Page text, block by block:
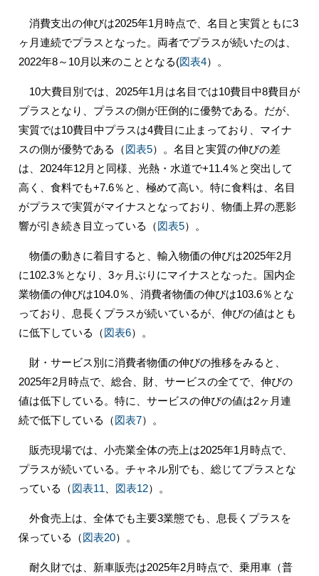
消費支出の伸びは2025年1月時点で、名目と実質ともに3
ヶ月連続でプラスとなった。両者でプラスが続いたのは、
2022年8～10月以来のこととなる(図表4）。
10大費目別では、2025年1月は名目では10費目中8費目が
プラスとなり、プラスの側が圧倒的に優勢である。だが、
実質では10費目中プラスは4費目に止まっており、マイナ
スの側が優勢である（図表5）。名目と実質の伸びの差
は、2024年12月と同様、光熱・水道で+11.4％と突出して
高く、食料でも+7.6％と、極めて高い。特に食料は、名目
がプラスで実質がマイナスとなっており、物価上昇の悪影
響が引き続き目立っている（図表5）。
物価の動きに着目すると、輸入物価の伸びは2025年2月
に102.3％となり、3ヶ月ぶりにマイナスとなった。国内企
業物価の伸びは104.0％、消費者物価の伸びは103.6％とな
っており、息長くプラスが続いているが、伸びの値はとも
に低下している（図表6）。
財・サービス別に消費者物価の伸びの推移をみると、
2025年2月時点で、総合、財、サービスの全てで、伸びの
値は低下している。特に、サービスの伸びの値は2ヶ月連
続で低下している（図表7）。
販売現場では、小売業全体の売上は2025年1月時点で、
プラスが続いている。チャネル別でも、総じてプラスとな
っている（図表11 図表12）。
外食売上は、全体でも主要3業態でも、息長くプラスを
保っている（図表20）。
耐久財では、新車販売は2025年2月時点で、乗用車（普